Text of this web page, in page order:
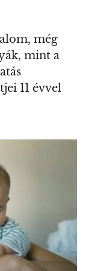
még
mint a
11 évvel